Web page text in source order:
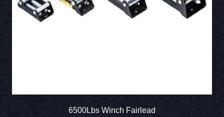
6500Lbs Winch Fairlead